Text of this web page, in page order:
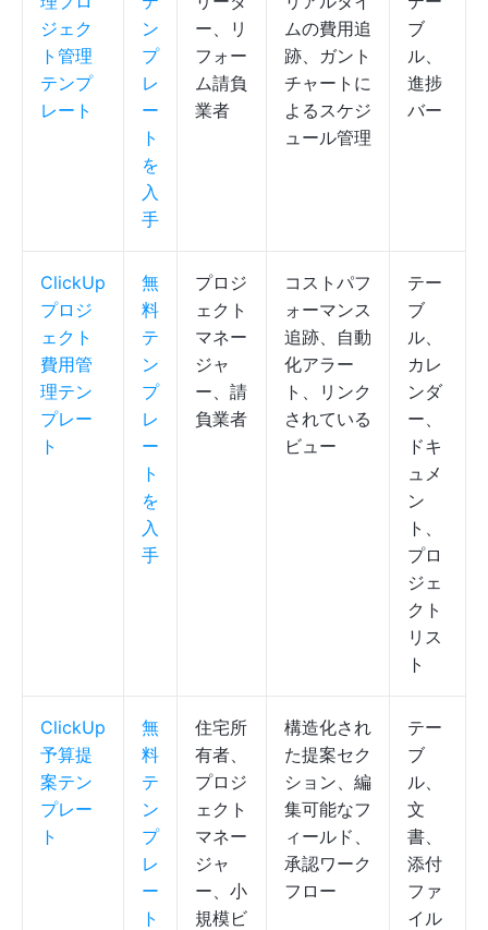
ジェク
ト管理
テンプ
レート
ン
プ
レ
ー
ト
を
入
手
ー、リ
フォー
ム請負
業者
ムの費用追
跡、ガント
チャートに
よるスケジ
ュール管理
ブ
ル、
進捗
バー
ClickUp
プロジ
ェクト
費用管
理テン
プレー
ト
無
料
テ
ン
プ
レ
ー
ト
を
入
手
プロジ
ェクト
マネー
ジャ
ー、請
負業者
コストパフ
ォーマンス
追跡、自動
化アラー
ト、リンク
されている
ビュー
テー
ブ
ル、
カレ
ンダ
ー、
ドキ
ュメ
ン
ト、
プロ
ジェ
クト
リス
ト
ClickUp
予算提
案テン
プレー
ト
無
料
テ
ン
プ
レ
ー
ト
住宅所
有者、
プロジ
ェクト
マネー
ジャ
ー、小
規模ビ
構造化され
た提案セク
ション、編
集可能なフ
ィールド、
承認ワーク
フロー
テー
ブ
ル、
文
書、
添付
ファ
イル